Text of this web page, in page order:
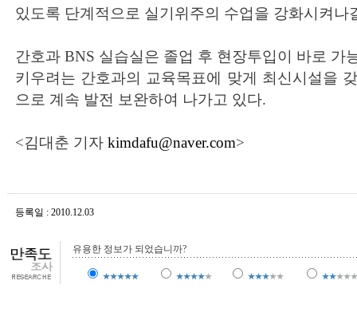
있도록 단계적으로 실기위주의 수업을 강화시켜나
간호과 BNS 실습실은 졸업 후 현장투입이 바로 가
키우려는 간호과의 교육목표에 맞게 최신시설을
으로 계속 발전 보완하여 나가고 있다.
<김대춘 기자 kimdafu@naver.com>
등록일 : 2010.12.03조회수 : 13,969
유용한 정보가 되었습니까?